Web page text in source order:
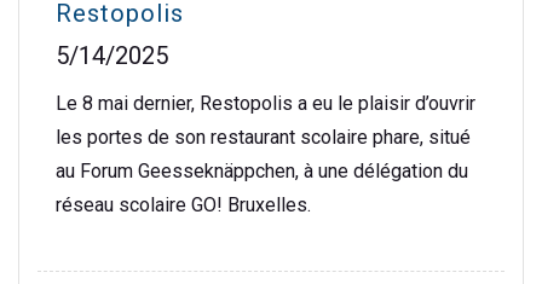
Restopolis
5/14/2025
Le 8 mai dernier, Restopolis a eu le plaisir d’ouvrir
les portes de son restaurant scolaire phare, situé
au Forum Geesseknäppchen, à une délégation du
réseau scolaire GO! Bruxelles.